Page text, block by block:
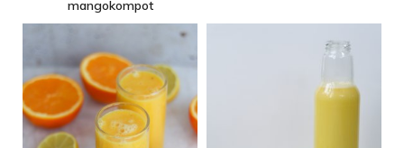
mangokompot